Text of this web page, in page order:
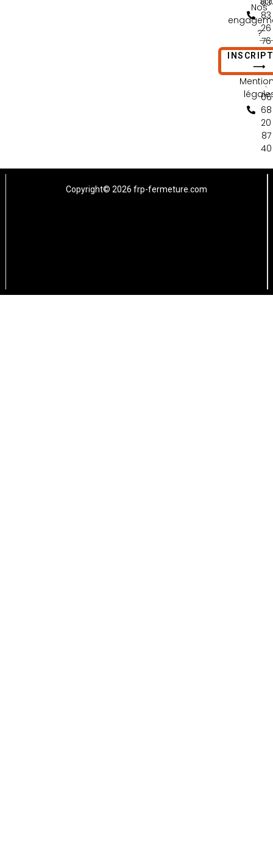
83
26
76
65
Tél
:
06
68
20
87
40
Nos
?
nous
⟶
Copyright© 2026 frp-fermeture.com